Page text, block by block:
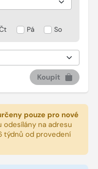
Pá So
Koupit
pouze pro nové
odesílány na adresu
týdnů od provedení